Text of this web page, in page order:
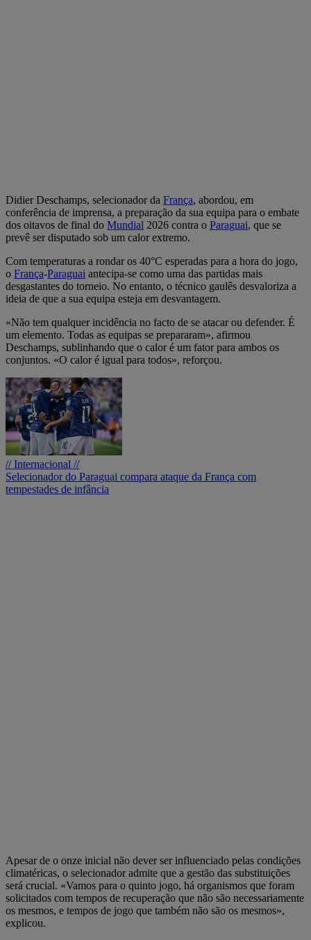
Didier Deschamps, selecionador da França, abordou, em
conferência de imprensa, a preparação da sua equipa para o embate
dos oitavos de final do Mundial 2026 contra o Paraguai, que se
prevê ser disputado sob um calor extremo.
Com temperaturas a rondar os 40°C esperadas para a hora do jogo,
o França-Paraguai antecipa-se como uma das partidas mais
desgastantes do torneio. No entanto, o técnico gaulês desvaloriza a
ideia de que a sua equipa esteja em desvantagem.
«Não tem qualquer incidência no facto de se atacar ou defender. É
um elemento. Todas as equipas se prepararam», afirmou
Deschamps, sublinhando que o calor é um fator para ambos os
conjuntos. «O calor é igual para todos», reforçou.
// Internacional //
Selecionador do Paraguai compara ataque da França com
tempestades de infância
Apesar de o onze inicial não dever ser influenciado pelas condições
climatéricas, o selecionador admite que a gestão das substituições
será crucial. «Vamos para o quinto jogo, há organismos que foram
solicitados com tempos de recuperação que não são necessariamente
os mesmos, e tempos de jogo que também não são os mesmos»,
explicou.